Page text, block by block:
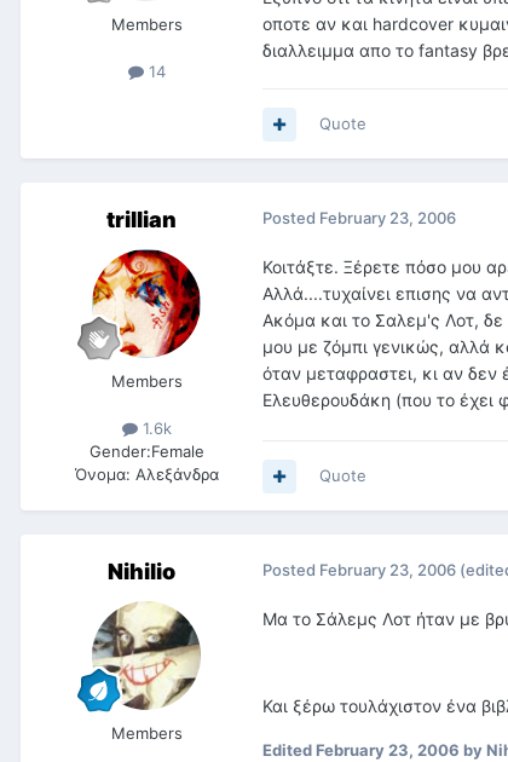
Members
14
οποτε αν και hardcover
διαλλειμμα απο το fantasy
Quote
trillian
Members
1.6k
Gender:Female
Όνομα: Αλεξάνδρα
Posted February 23, 2006
Κοιτάξτε. Ξέρετε πόσο μου
Αλλά....τυχαίνει επισης να
Ακόμα και το Σαλεμ'ς Λοτ,
μου με ζόμπι γενικώς, αλλά
όταν μεταφραστει, κι αν
Ελευθερουδάκη (που το
Quote
Nihilio
Members
Posted February 23, 2006
Μα το Σάλεμς Λοτ ήταν με
Και ξέρω τουλάχιστον ένα
EditedFebruary 23, 2006 by